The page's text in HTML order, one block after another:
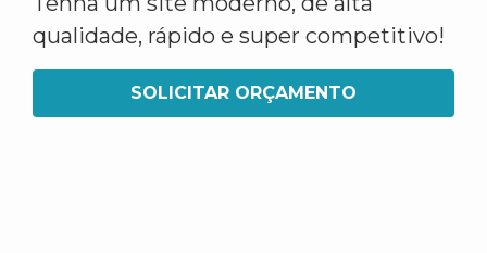
qualidade, rápido e super competitivo!
SOLICITAR ORÇAMENTO